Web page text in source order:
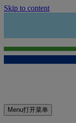
Skip to content
Menu打开菜单